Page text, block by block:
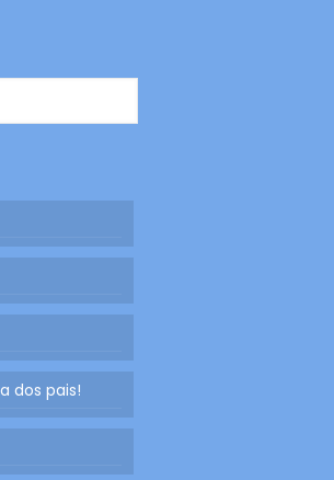
dos pais!